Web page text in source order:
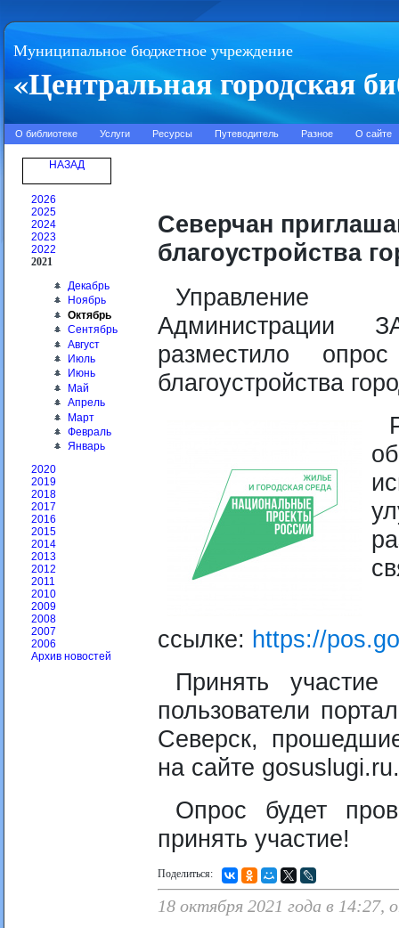
Муниципальное бюджетное учреждение
«Центральная городская
О библиотеке Услуги Ресурсы Путеводитель Разное О сайте
НАЗАД
2026
2025
2024
2023
2022
2021
Декабрь
Ноябрь
Октябрь
Сентябрь
Август
Июль
Июнь
Май
Апрель
Март
Февраль
Январь
2020
2019
2018
2017
2016
2015
2014
2013
2012
2011
2010
2009
2008
2007
2006
Архив новостей
Северчан
благоустройства
Управление
Администрации
разместило
благоустройства
ссылке: https://
Принять
пользователи
Северск,
на сайте gosuslugi.ru.
Опрос будет
принять участие!
Поделиться:
18 октября 2021 года в 14:27,